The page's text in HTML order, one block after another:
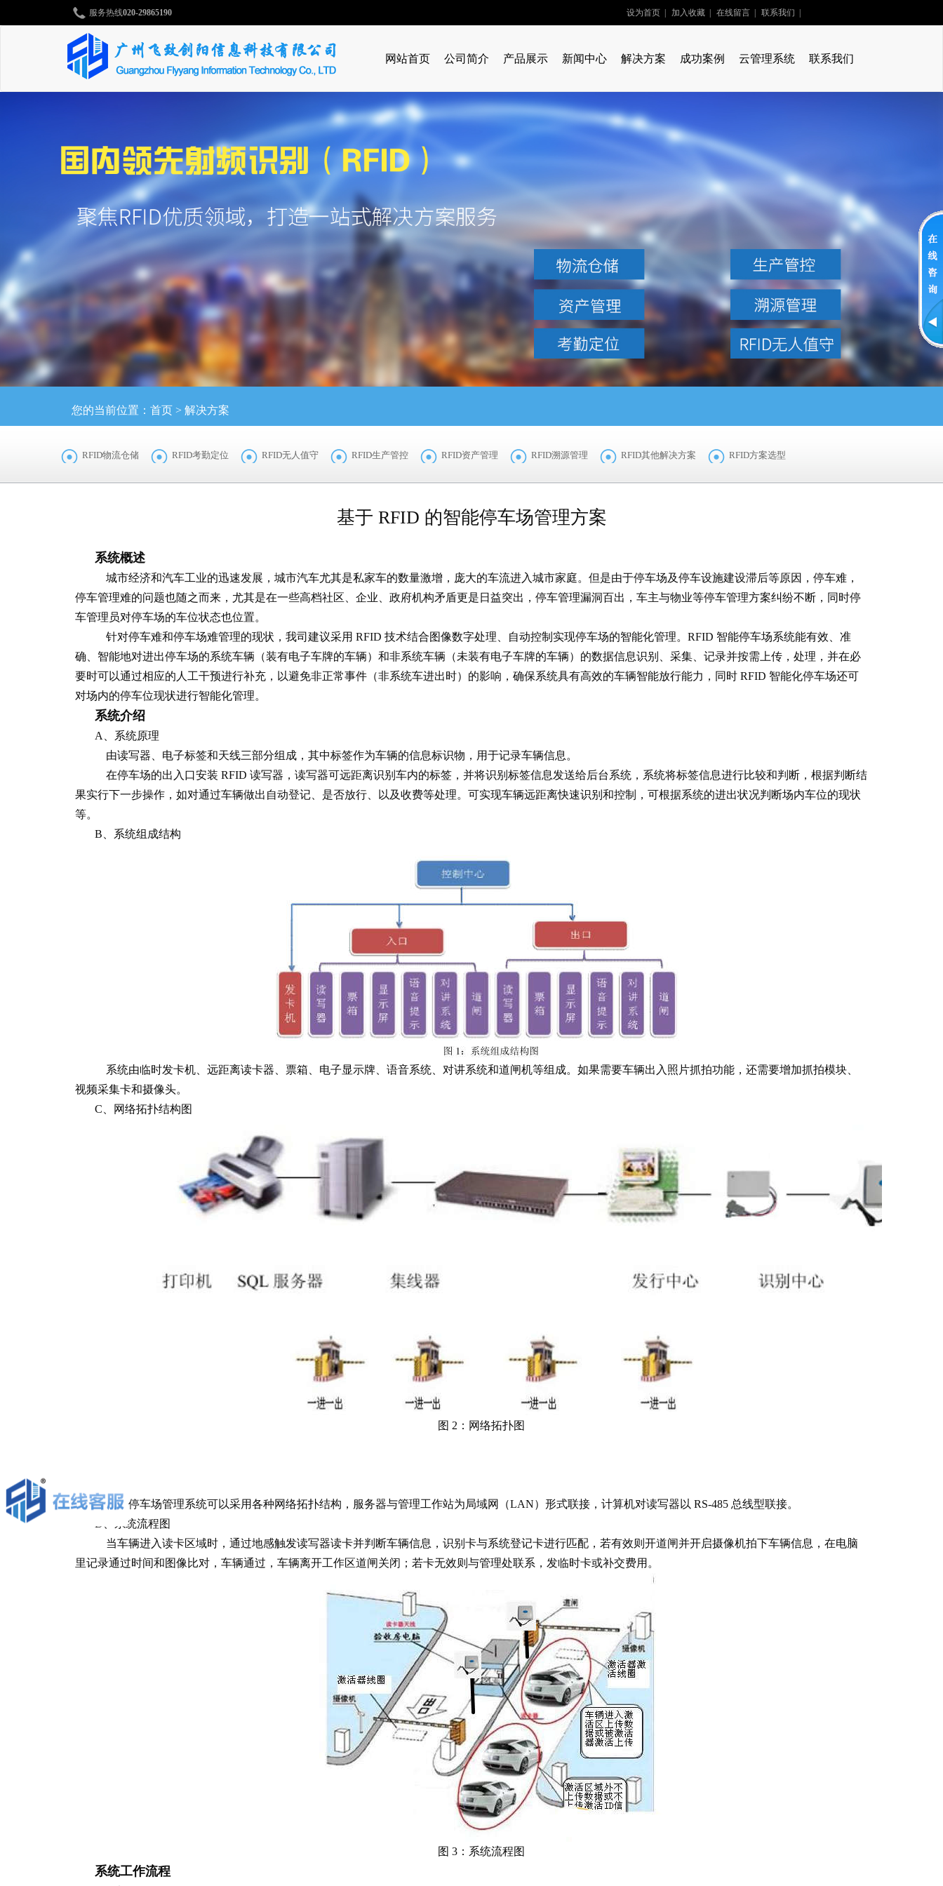
服务热线020-29865190 设为首页 加入收藏 在线留言 联系我们
网站首页 公司简介 产品展示 新闻中心 解决方案 成功案例 云管理系统 联系我们
您的当前位置： 首页 > 解决方案
RFID物流仓储 RFID考勤定位 RFID无人值守 RFID生产管控 RFID资产管理 RFID溯源管理 RFID其他解决方案 RFID方案选型
基于 RFID 的智能停车场管理方案
系统概述
城市经济和汽车工业的迅速发展，城市汽车尤其是私家车的数量激增，庞大的车流进入城市家庭。但是由于停车场及停车设施建设滞后等原因，停车难，
停车管理难的问题也随之而来，尤其是在一些高档社区、企业、政府机构矛盾更是日益突出，停车管理漏洞百出，车主与物业等停车管理方案纠纷不断，同时停
车管理员对停车场的车位状态也位置。
针对停车难和停车场难管理的现状，我司建议采用 RFID 技术结合图像数字处理、自动控制实现停车场的智能化管理。RFID 智能停车场系统能有效、准
确、智能地对进出停车场的系统车辆（装有电子车牌的车辆）和非系统车辆（未装有电子车牌的车辆）的数据信息识别、采集、记录并按需上传，处理，并在必
要时可以通过相应的人工干预进行补充，以避免非正常事件（非系统车进出时）的影响，确保系统具有高效的车辆智能放行能力，同时 RFID 智能化停车场还可
对场内的停车位现状进行智能化管理。
系统介绍
A、系统原理
由读写器、电子标签和天线三部分组成，其中标签作为车辆的信息标识物，用于记录车辆信息。
在停车场的出入口安装 RFID 读写器，读写器可远距离识别车内的标签，并将识别标签信息发送给后台系统，系统将标签信息进行比较和判断，根据判断结
果实行下一步操作，如对通过车辆做出自动登记、是否放行、以及收费等处理。可实现车辆远距离快速识别和控制，可根据系统的进出状况判断场内车位的现状
等。
B、系统组成结构
系统由临时发卡机、远距离读卡器、票箱、电子显示牌、语音系统、对讲系统和道闸机等组成。如果需要车辆出入照片抓拍功能，还需要增加抓拍模块、
视频采集卡和摄像头。
C、网络拓扑结构图
图 2：网络拓扑图
智能停车场管理系统可以采用各种网络拓扑结构，服务器与管理工作站为局域网（LAN）形式联接，计算机对读写器以 RS-485 总线型联接。
D、系统流程图
当车辆进入读卡区域时，通过地感触发读写器读卡并判断车辆信息，识别卡与系统登记卡进行匹配，若有效则开道闸并开启摄像机拍下车辆信息，在电脑
里记录通过时间和图像比对，车辆通过，车辆离开工作区道闸关闭；若卡无效则与管理处联系，发临时卡或补交费用。
图 3：系统流程图
系统工作流程